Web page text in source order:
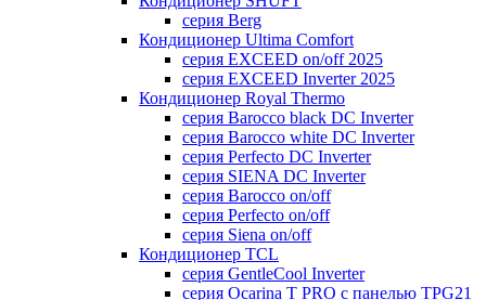
серия Berg
Кондиционер Ultima Comfort
серия EXCEED on/off 2025
серия EXCEED Inverter 2025
Кондиционер Royal Thermo
серия Barocco black DC Inverter
серия Barocco white DC Inverter
серия Perfecto DC Inverter
серия SIENA DC Inverter
серия Barocco on/off
серия Perfecto on/off
серия Siena on/off
Кондиционер TCL
серия GentleCool Inverter
серия Ocarina T PRO c панелью TPG21